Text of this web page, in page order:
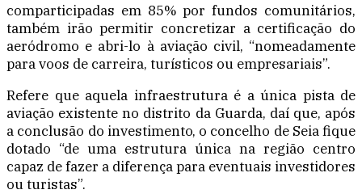
comparticipadas em 85% por fundos comunitários,
também irão permitir concretizar a certificação do
aeródromo e abri-lo à aviação civil, “nomeadamente
para voos de carreira, turísticos ou empresariais”.
Refere que aquela infraestrutura é a única pista de
aviação existente no distrito da Guarda, daí que, após
a conclusão do investimento, o concelho de Seia fique
dotado “de uma estrutura única na região centro
capaz de fazer a diferença para eventuais investidores
ou turistas”.